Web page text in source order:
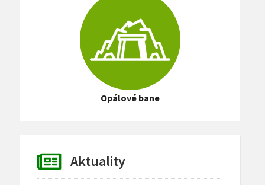
Opálové bane
Aktuality